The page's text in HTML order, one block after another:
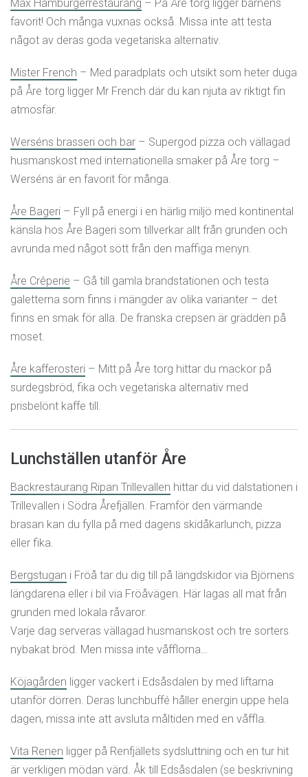
Max Hamburgerrestaurang – På Åre torg ligger barnens
favorit! Och många vuxnas också. Missa inte att testa
något av deras goda vegetariska alternativ.
Mister French – Med paradplats och utsikt som heter duga
på Åre torg ligger Mr French där du kan njuta av riktigt fin
atmosfär.
Werséns brasseri och bar – Supergod pizza och vällagad
husmanskost med internationella smaker på Åre torg –
Werséns är en favorit för många.
Åre Bageri – Fyll på energi i en härlig miljö med kontinental
känsla hos Åre Bageri som tillverkar allt från grunden och
avrunda med något sött från den maffiga menyn.
Åre Crêperie – Gå till gamla brandstationen och testa
galetterna som finns i mängder av olika varianter – det
finns en smak för alla. De franska crepsen är grädden på
moset.
Åre kafferosteri – Mitt på Åre torg hittar du mackor på
surdegsbröd, fika och vegetariska alternativ med
prisbelönt kaffe till.
Lunchställen utanför Åre
Backrestaurang Ripan Trillevallen hittar du vid dalstationen i
Trillevallen i Södra Årefjällen. Framför den värmande
brasan kan du fylla på med dagens skidåkarlunch, pizza
eller fika.
Bergstugan i Fröå tar du dig till på längdskidor via Björnens
längdarena eller i bil via Fröåvägen. Här lagas all mat från
grunden med lokala råvaror.
Varje dag serveras vällagad husmanskost och tre sorters
nybakat bröd. Men missa inte våfflorna…
Köjagården ligger vackert i Edsåsdalen by med liftarna
utanför dörren. Deras lunchbuffé håller energin uppe hela
dagen, missa inte att avsluta måltiden med en våffla.
Vita Renen ligger på Renfjällets sydsluttning och en tur hit
är verkligen mödan värd. Åk till Edsåsdalen (se beskrivning